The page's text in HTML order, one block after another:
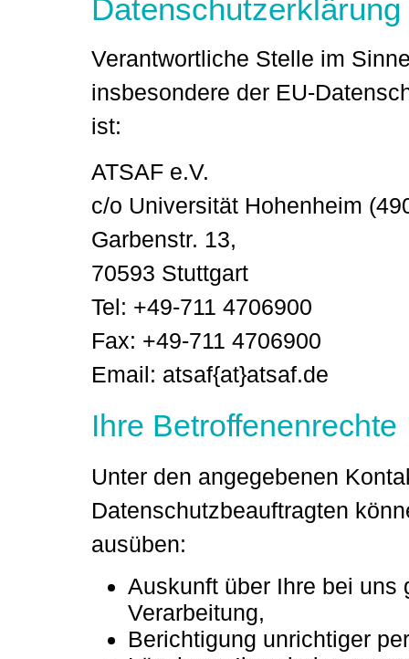
Datenschutzerklärung
Verantwortliche Stelle im
insbesondere der EU-
ist:
ATSAF e.V.
c/o Universität Hohenheim
Garbenstr. 13,
70593 Stuttgart
Tel: +49-711 4706900
Fax: +49-711 4706900
Email: atsaf{at}atsaf.de
Ihre Betroffenenrechte
Unter den angegebenen
Datenschutzbeauftragten
ausüben:
Auskunft über Ihre bei uns
Verarbeitung,
Berichtigung unrichtiger